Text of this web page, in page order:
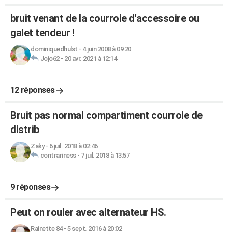
bruit venant de la courroie d'accessoire ou
galet tendeur !
dominiquedhulst - 4 juin 2008 à 09:20
Jojo62- 20 avr. 2021 à 12:14
12 réponses
Bruit pas normal compartiment courroie de
distrib
Zaky- 6 juil. 2018 à 02:46
contrariness- 7 juil. 2018 à 13:57
9 réponses
Peut on rouler avec alternateur HS.
Rainette 84- 5 sept. 2016 à 20:02